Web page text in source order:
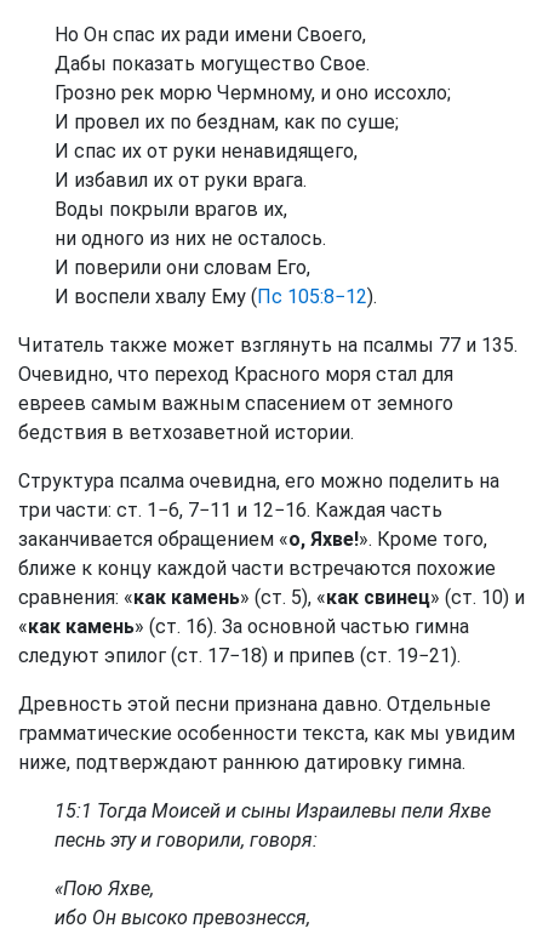
Но Он спас их ради имени Своего,
Дабы показать могущество Свое.
Грозно рек морю Чермному, и оно иссохло;
И провел их по безднам, как по суше;
И спас их от руки ненавидящего,
И избавил их от руки врага.
Воды покрыли врагов их,
ни одного из них не осталось.
И поверили они словам Его,
И воспели хвалу Ему (Пс 105:8−12).
Читатель также может взглянуть на псалмы 77 и 135.
Очевидно, что переход Красного моря стал для
евреев самым важным спасением от земного
бедствия в ветхозаветной истории.
Структура псалма очевидна, его можно поделить на
три части: ст. 1−6, 7−11 и 12−16. Каждая часть
заканчивается обращением «о, Яхве!». Кроме того,
ближе к концу каждой части встречаются похожие
сравнения: «как камень» (ст. 5), «как свинец» (ст. 10) и
«как камень» (ст. 16). За основной частью гимна
следуют эпилог (ст. 17−18) и припев (ст. 19−21).
Древность этой песни признана давно. Отдельные
грамматические особенности текста, как мы увидим
ниже, подтверждают раннюю датировку гимна.
15:1 Тогда Моисей и сыны Израилевы пели Яхве
песнь эту и говорили, говоря:
«Пою Яхве,
ибо Он высоко превознесся,